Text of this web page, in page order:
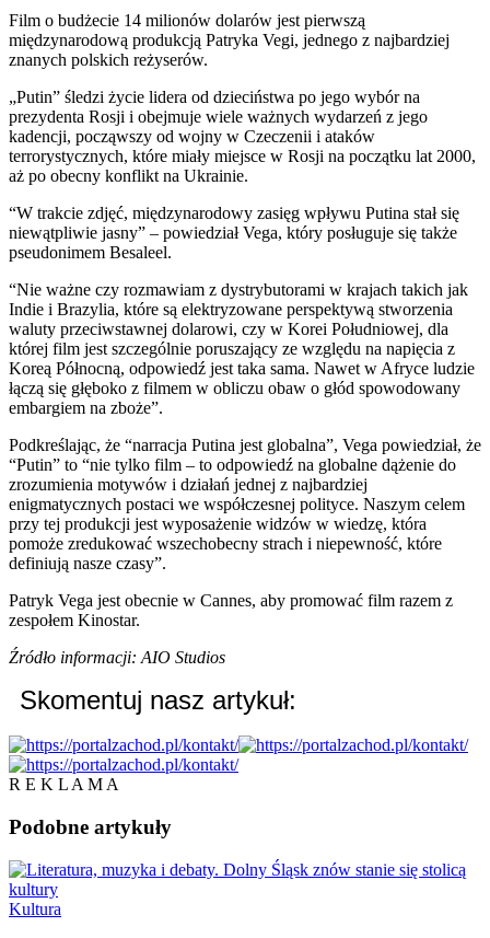
Film o budżecie 14 milionów dolarów jest pierwszą
międzynarodową produkcją Patryka Vegi, jednego z najbardziej
znanych polskich reżyserów.
„Putin” śledzi życie lidera od dzieciństwa po jego wybór na
prezydenta Rosji i obejmuje wiele ważnych wydarzeń z jego
kadencji, począwszy od wojny w Czeczenii i ataków
terrorystycznych, które miały miejsce w Rosji na początku lat 2000,
aż po obecny konflikt na Ukrainie.
“W trakcie zdjęć, międzynarodowy zasięg wpływu Putina stał się
niewątpliwie jasny” – powiedział Vega, który posługuje się także
pseudonimem Besaleel.
“Nie ważne czy rozmawiam z dystrybutorami w krajach takich jak
Indie i Brazylia, które są elektryzowane perspektywą stworzenia
waluty przeciwstawnej dolarowi, czy w Korei Południowej, dla
której film jest szczególnie poruszający ze względu na napięcia z
Koreą Północną, odpowiedź jest taka sama. Nawet w Afryce ludzie
łączą się głęboko z filmem w obliczu obaw o głód spowodowany
embargiem na zboże”.
Podkreślając, że “narracja Putina jest globalna”, Vega powiedział, że
“Putin” to “nie tylko film – to odpowiedź na globalne dążenie do
zrozumienia motywów i działań jednej z najbardziej
enigmatycznych postaci we współczesnej polityce. Naszym celem
przy tej produkcji jest wyposażenie widzów w wiedzę, która
pomoże zredukować wszechobecny strach i niepewność, które
definiują nasze czasy”.
Patryk Vega jest obecnie w Cannes, aby promować film razem z
zespołem Kinostar.
Źródło informacji: AIO Studios
Skomentuj nasz artykuł:
R E K L A M A
Podobne artykuły
Kultura